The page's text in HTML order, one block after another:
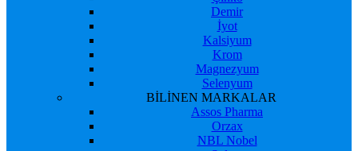
Demir
İyot
Kalsiyum
Krom
Magnezyum
Selenyum
BİLİNEN MARKALAR
Assos Pharma
Orzax
NBL Nobel